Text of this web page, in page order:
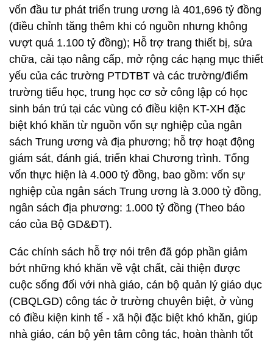
vốn đầu tư phát triển trung ương là 401,696 tỷ đồng
(điều chỉnh tăng thêm khi có nguồn nhưng không
vượt quá 1.100 tỷ đồng); Hỗ trợ trang thiết bị, sửa
chữa, cải tạo nâng cấp, mở rộng các hạng mục thiết
yếu của các trường PTDTBT và các trường/điểm
trường tiểu học, trung học cơ sở công lập có học
sinh bán trú tại các vùng có điều kiện KT-XH đặc
biệt khó khăn từ nguồn vốn sự nghiệp của ngân
sách Trung ương và địa phương; hỗ trợ hoạt động
giám sát, đánh giá, triển khai Chương trình. Tổng
vốn thực hiện là 4.000 tỷ đồng, bao gồm: vốn sự
nghiệp của ngân sách Trung ương là 3.000 tỷ đồng,
ngân sách địa phương: 1.000 tỷ đồng (Theo báo
cáo của Bộ GD&ĐT).
Các chính sách hỗ trợ nói trên đã góp phần giảm
bớt những khó khăn về vật chất, cải thiện được
cuộc sống đối với nhà giáo, cán bộ quản lý giáo dục
(CBQLGD) công tác ở trường chuyên biệt, ở vùng
có điều kiện kinh tế - xã hội đặc biệt khó khăn, giúp
nhà giáo, cán bộ yên tâm công tác, hoàn thành tốt